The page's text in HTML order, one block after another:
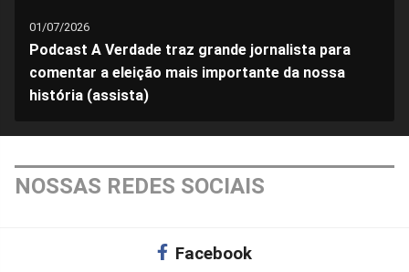
01/07/2026
Podcast A Verdade traz grande jornalista para
comentar a eleição mais importante da nossa
história (assista)
NOSSAS REDES SOCIAIS
Facebook